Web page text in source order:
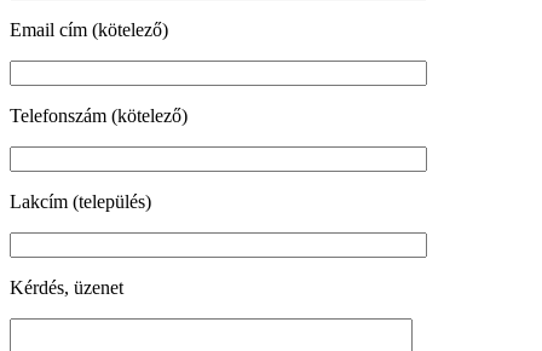
Email cím (kötelező)
Telefonszám (kötelező)
Lakcím (település)
Kérdés, üzenet